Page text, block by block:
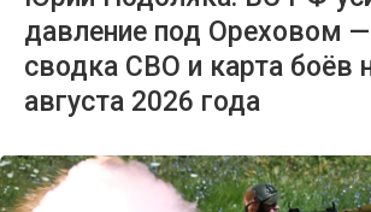
давление под Ореховом
сводка СВО и карта боёв
августа 2026 года